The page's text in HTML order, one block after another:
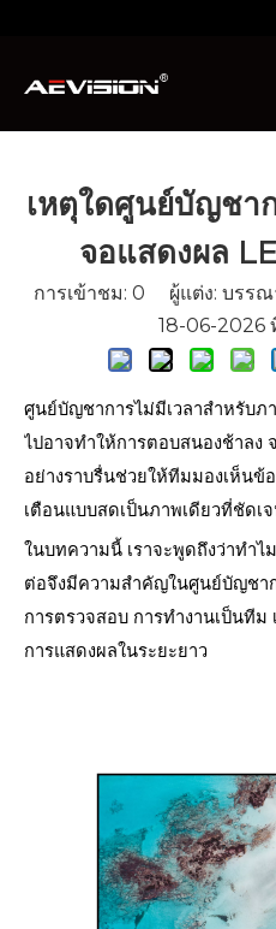
บัญชาการจึงต้องการผนังจอแสด
เหตุใดศูนย์บัญชา
จอแสดงผล
การเข้าชม: 0 ผู้แต่ง: บรรณา
18-06-2026
ศูนย์บัญชาการไม่มีเวลาสำหรับภ
ไปอาจทำให้การตอบสนองช้าลง
อย่างราบรื่นช่วยให้ทีมมองเห็นข้
เตือนแบบสดเป็นภาพเดียวที่ชัดเ
ในบทความนี้ เราจะพูดถึงว่าทำ
ต่อจึงมีความสำคัญในศูนย์บัญชา
การตรวจสอบ การทำงานเป็นทีม
การแสดงผลในระยะยาว